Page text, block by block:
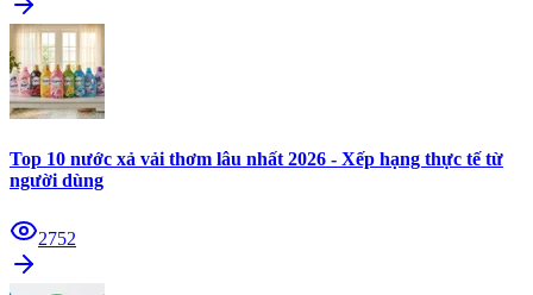
Top 10 nước xả vải thơm lâu nhất 2026 - Xếp hạng thực tế từ
người dùng
2752